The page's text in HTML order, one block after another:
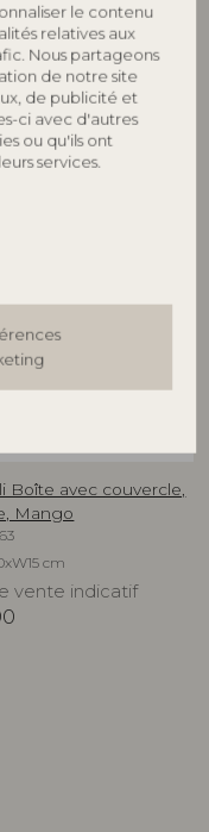
le contenu
relatives aux
Nous partageons
de notre site
de publicité et
ci avec d'autres
ou qu'ils ont
services.
Rotin
L39xH15,5xW24 cm,
vente indicatif
Boîte avec couvercle,
Mango
cm
vente indicatif